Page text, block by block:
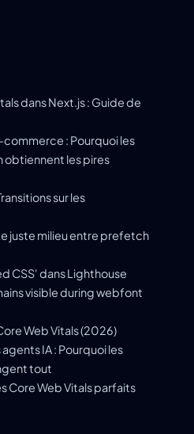
dans Next.js : Guide de
commerce : Pourquoi les
obtiennent les pires
sur les
juste milieu entre prefetch
CSS' dans Lighthouse
visible during webfont
Web Vitals (2026)
IA : Pourquoi les
tout
Core Web Vitals parfaits